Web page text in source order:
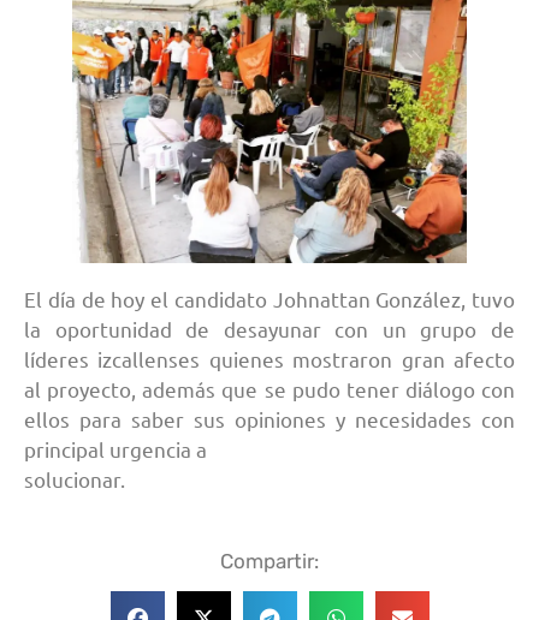
El día de hoy el candidato Johnattan González, tuvo
la oportunidad de desayunar con un grupo de
líderes izcallenses quienes mostraron gran afecto
al proyecto, además que se pudo tener diálogo con
ellos para saber sus opiniones y necesidades con
principal urgencia a
solucionar.
Compartir: